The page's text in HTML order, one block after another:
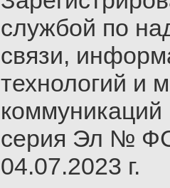
службой по
связи,
технологий и
серия Эл №
04.07.2023 г.